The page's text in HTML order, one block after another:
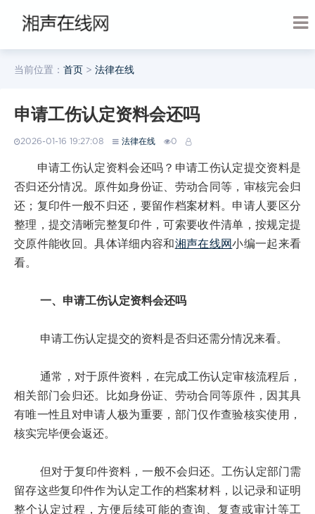
当前位置： 首页 > 法律在线
申请工伤认定资料会还吗
2026-01-16 19:27:08 法律在线 0
申请工伤认定资料会还吗？申请工伤认定提交资料是
否归还分情况。原件如身份证、劳动合同等，审核完会归
还；复印件一般不归还，要留作档案材料。申请人要区分
整理，提交清晰完整复印件，可索要收件清单，按规定提
交原件能收回。具体详细内容和湘声在线网小编一起来看
看。
一、申请工伤认定资料会还吗
申请工伤认定提交的资料是否归还需分情况来看。
通常，对于原件资料，在完成工伤认定审核流程后，
相关部门会归还。比如身份证、劳动合同等原件，因其具
有唯一性且对申请人极为重要，部门仅作查验核实使用，
核实完毕便会返还。
但对于复印件资料，一般不会归还。工伤认定部门需
留存这些复印件作为认定工作的档案材料，以记录和证明
整个认定过程，方便后续可能的查询、复查或审计等工